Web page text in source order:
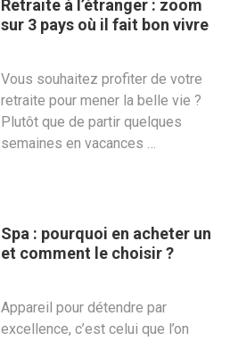
Retraite à l’étranger : zoom
sur 3 pays où il fait bon vivre
Vous souhaitez profiter de votre
retraite pour mener la belle vie ?
Plutôt que de partir quelques
semaines en vacances …
Spa : pourquoi en acheter un
et comment le choisir ?
Appareil pour détendre par
excellence, c’est celui que l’on